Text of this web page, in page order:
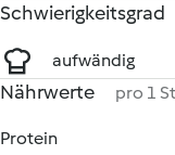
Schwierigkeitsgrad
aufwändig
Nährwerte pro 1
Protein